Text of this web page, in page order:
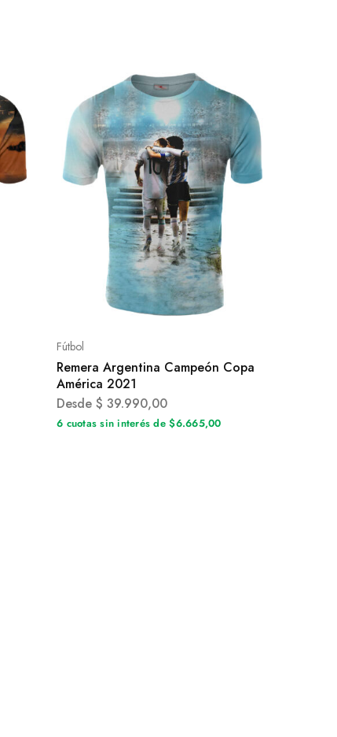
Fútbol
Remera Argentina Campeón Copa
América 2021
Desde $ 39.990,00
6 cuotas sin interés de $6.665,00